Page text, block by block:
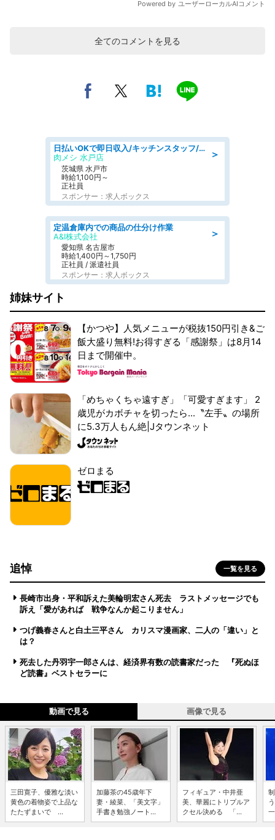
全てのコメントを見る
＞
日払いOKで即日収入/キッチンスタッフ/「原付免許必須」デリバリー業務など、自己成長可能な幅広い仕事に挑戦!髪型自由&ピアス・ネイルOK/茨城県/水戸市
肉メシ 水戸店
茨城県 水戸市
時給1,100円～
正社員
スポンサー：求人ボックス
＞
定温倉庫内での商品の仕分け作業
A&I株式会社
愛知県 名古屋市
時給1,400円～1,750円
正社員 / 派遣社員
スポンサー：求人ボックス
姉妹サイト
【かつや】人気メニューが税抜150円引き&ご
飯大盛り無料!お得すぎる「感謝祭」は8月14
日まで開催中。
「めちゃくちゃ遠すぎ」「可愛すぎます」 2
歳児がカボチャを切ったら...〝左手〟の場所
に5.3万人もん絶|Jタウンネット
ゼロまる
追悼 一覧を見る
長崎市出身・平和訴えた美輪明宏さん死去 ラストメッセージでも
訴え「愛があれば 戦争なんか起こりません」
つげ義春さんと白土三平さん カリスマ漫画家、二人の「違い」と
は？
死去した丹羽宇一郎さんは、経済界有数の読書家だった 『死ぬほ
ど読書』ベストセラーに
動画で見る 画像で見る
三田寛子、優雅な淡い
黄色の着物姿で上品な
たたずまいで ...
加藤茶の45歳年下
妻・綾菜、「美文字」
手書き勉強ノート...
フィギュア・中井亜
美、華麗にトリプルア
クセル決める 「...